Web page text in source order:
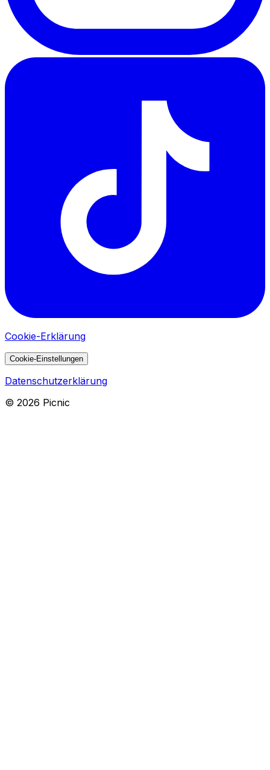
Cookie-Erklärung
Cookie-Einstellungen
Datenschutzerklärung
© 2026 Picnic